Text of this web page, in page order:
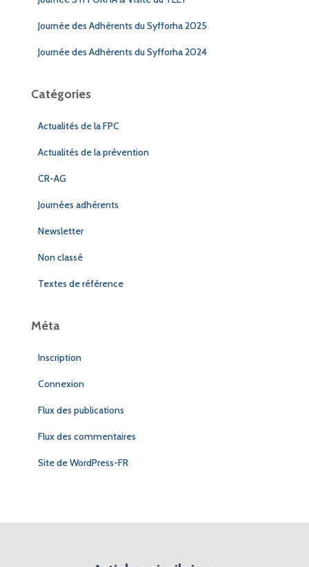
Journée des Adhérents du Syfforha 2025
Journée des Adhérents du Syfforha 2024
Catégories
Actualités de la FPC
Actualités de la prévention
CR-AG
Journées adhérents
Newsletter
Non classé
Textes de référence
Méta
Inscription
Connexion
Flux des publications
Flux des commentaires
Site de WordPress-FR